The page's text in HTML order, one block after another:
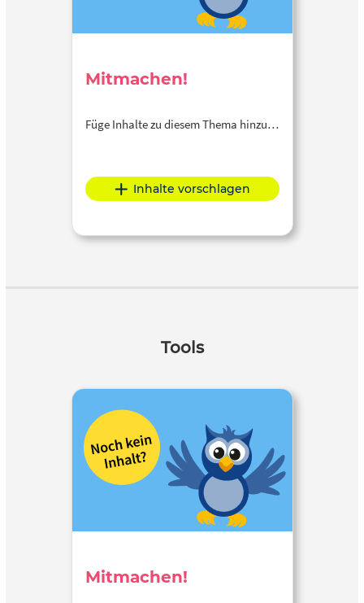
Mitmachen!
Füge Inhalte zu diesem Thema hinzu…
Inhalte vorschlagen
Tools
Mitmachen!